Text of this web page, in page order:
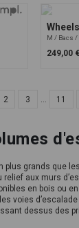
M Bacs
249,00 €
2 3 11
plus grands que
relief aux murs
en bois ou
voies
dessus des